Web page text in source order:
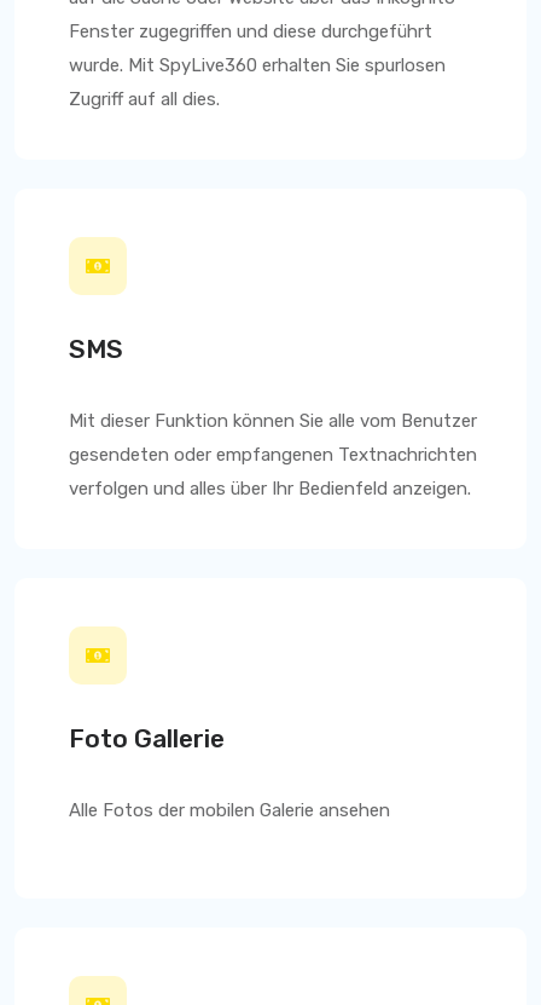
Fenster zugegriffen und diese durchgeführt
wurde. Mit SpyLive360 erhalten Sie spurlosen
Zugriff auf all dies.
SMS
Mit dieser Funktion können Sie alle vom Benutzer
gesendeten oder empfangenen Textnachrichten
verfolgen und alles über Ihr Bedienfeld anzeigen.
Foto Gallerie
Alle Fotos der mobilen Galerie ansehen